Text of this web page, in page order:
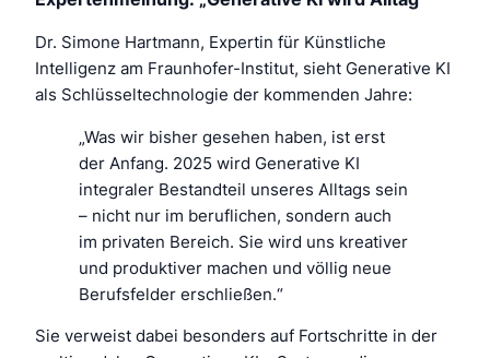
Dr. Simone Hartmann, Expertin für Künstliche
Intelligenz am Fraunhofer-Institut, sieht Generative KI
als Schlüsseltechnologie der kommenden Jahre:
„Was wir bisher gesehen haben, ist erst
der Anfang. 2025 wird Generative KI
integraler Bestandteil unseres Alltags sein
– nicht nur im beruflichen, sondern auch
im privaten Bereich. Sie wird uns kreativer
und produktiver machen und völlig neue
Berufsfelder erschließen.“
Sie verweist dabei besonders auf Fortschritte in der